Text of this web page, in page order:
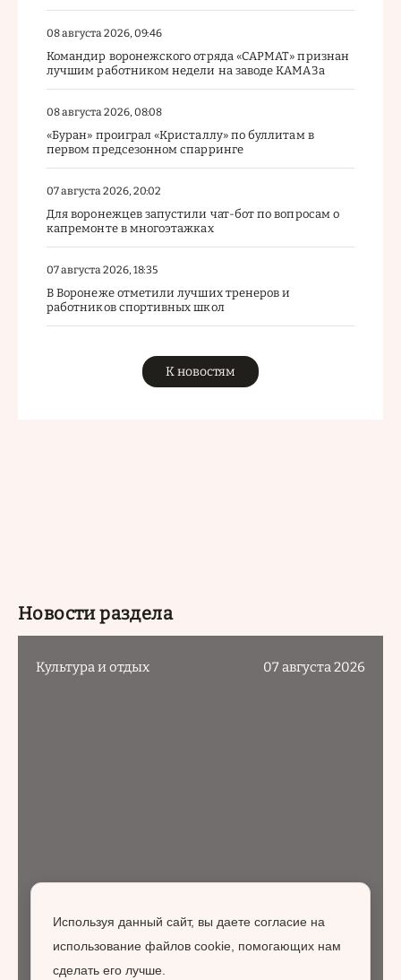
08 августа 2026, 09:46
Командир воронежского отряда «САРМАТ» признан
лучшим работником недели на заводе КАМАЗа
08 августа 2026, 08:08
«Буран» проиграл «Кристаллу» по буллитам в
первом предсезонном спарринге
07 августа 2026, 20:02
Для воронежцев запустили чат-бот по вопросам о
капремонте в многоэтажках
07 августа 2026, 18:35
В Воронеже отметили лучших тренеров и
работников спортивных школ
К новостям
Новости раздела
Культура и отдых 07 августа 2026
Используя данный сайт, вы даете согласие на
использование файлов cookie, помогающих нам
сделать его лучше.